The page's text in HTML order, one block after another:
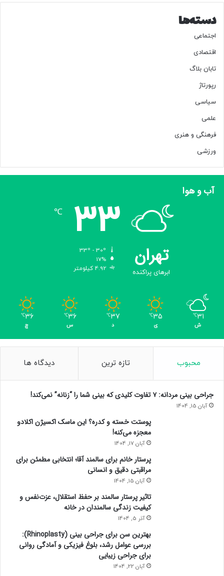
دسته‌ها
اجتماعی
اقتصادی
تابان بلاگ
رپورتاژ
سیاسی
علمی
فرهنگی و هنری
ورزشی
آب و هوا
تهران
ابرهای پراکنده
33
℃
17%
4.92 کیلومتر
31
℃
ش
35
℃
ی
37
℃
د
36
℃
س
36
℃
چ
محبوب تازه ترین دیدگاه ها
جراحی بینی مردانه: ۷ تفاوت کلیدی که بینی شما را “زنانه” نمی‌کند!
آبان 15, 1404
پوستت خسته و کدره؟ این ماسک اکسیژن اکلادو
معجزه می‌کنه!
آبان 17, 1404
پرستار خانم برای سالمند آقا؛ انتخابی مطمئن برای
مراقبتی دقیق و انسانی
آبان 15, 1404
تاثیر پرستار سالمند بر حفظ استقلال، عزت‌نفس و
کیفیت زندگی سالمندان در خانه
آذر 5, 1404
بهترین سن برای جراحی بینی (Rhinoplasty):
بررسی عوامل رشد، بلوغ فیزیکی و آمادگی روانی
برای جراحی زیبایی
آبان 22, 1404